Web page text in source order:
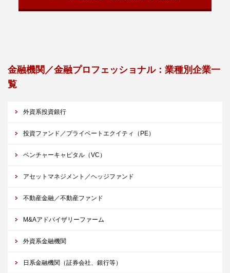
金融機関／金融プロフェッショナル：業種別企業一
覧
外資系投資銀行
投資ファンド／プライベートエクイティ（PE）
ベンチャーキャピタル（VC）
アセットマネジメント／ヘッジファンド
不動産金融／不動産ファンド
M&Aアドバイザリーファーム
外資系金融機関
日系金融機関（証券会社、銀行等）